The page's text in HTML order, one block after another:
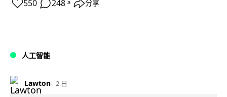
550 248 ↗ 分享
人工智能
Lawton 2 日